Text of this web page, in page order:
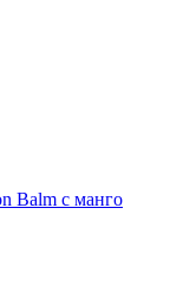
Balm с манго